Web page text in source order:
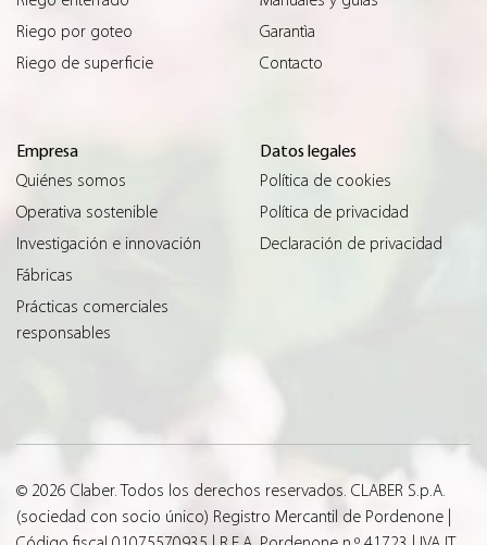
Riego por goteo
Riego de superficie
Garantìa
Contacto
Empresa
Quiénes somos
Operativa sostenible
Investigación e innovación
Fábricas
Prácticas comerciales
responsables
Datos legales
Política de cookies
Política de privacidad
Declaración de privacidad
© 2026 Claber. Todos los derechos reservados. CLABER S.p.A.
(sociedad con socio único) Registro Mercantil de Pordenone |